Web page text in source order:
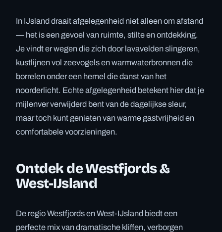
In IJsland draait afgelegenheid niet alleen om afstand
— het is een gevoel van ruimte, stilte en ontdekking.
Je vindt er wegen die zich door lavavelden slingeren,
kustlijnen vol zeevogels en warmwaterbronnen die
borrelen onder een hemel die danst van het
noorderlicht. Echte afgelegenheid betekent hier dat je
mijlenver verwijderd bent van de dagelijkse sleur,
maar toch kunt genieten van warme gastvrijheid en
comfortabele voorzieningen.
Ontdek de Westfjords &
West-IJsland
De regio Westfjords en West-IJsland biedt een
perfecte mix van dramatische kliffen, verborgen